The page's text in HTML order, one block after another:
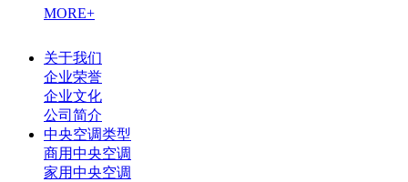
MORE+
关于我们
企业荣誉
企业文化
公司简介
中央空调类型
商用中央空调
家用中央空调